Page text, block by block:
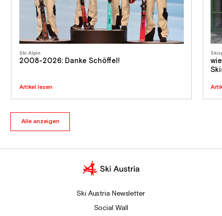
Ski Alpin
2008-2026: Danke Schöffel!
Artikel lesen
Alle anzeigen
Ski Austria Newsletter
Social Wall